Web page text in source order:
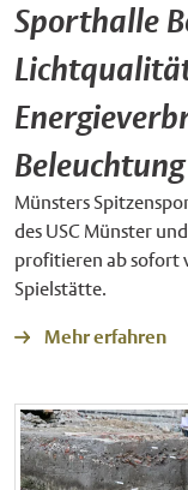
Sporthalle
Beleuchtung
Münsters
des USC Münster
profitieren ab sofort
Spielstätte.
Mehr erfahren